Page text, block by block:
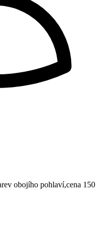
obojího pohlaví,cena 150